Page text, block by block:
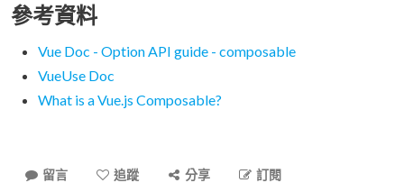
參考資料
Vue Doc - Option API guide - composable
VueUse Doc
What is a Vue.js Composable?
留言 追蹤 分享 訂閱